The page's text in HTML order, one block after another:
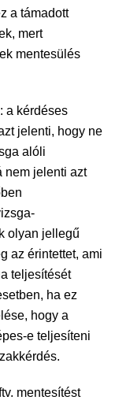
a támadott
mert
mentesülés
a kérdéses
jelenti, hogy ne
alóli
nem jelenti azt
olyan jellegű
az érintettet, ami
teljesítését
ha ez
hogy a
e teljesíteni
mentesítést